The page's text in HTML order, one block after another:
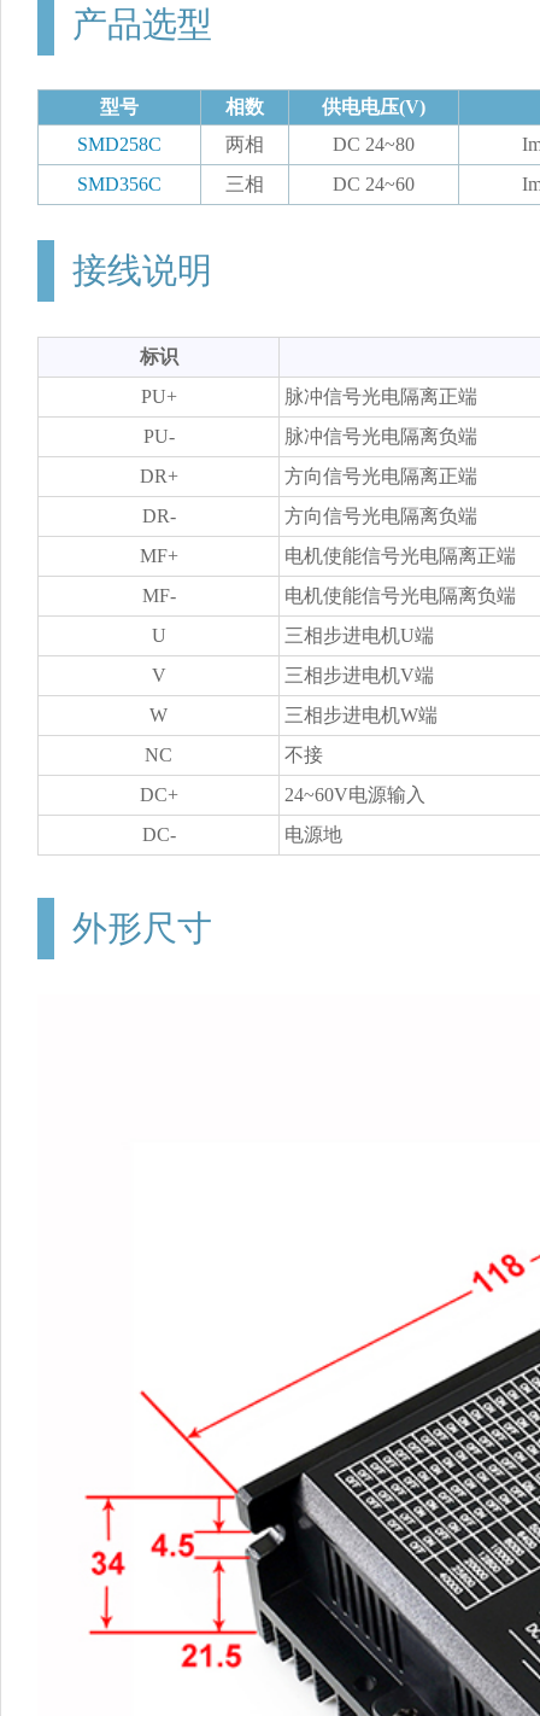
产品选型
型号 相数
供电电压(V)
SMD258C
两相 DC 24~80
SMD356C
三相 DC 24~60
接线说明
标识
PU+
脉冲信号光电隔离正端
PU-
脉冲信号光电隔离负端
DR+
方向信号光电隔离正端
DR-
方向信号光电隔离负端
MF+
电机使能信号光电隔离正端
MF-
电机使能信号光电隔离负端
U
三相步进电机U端
V
三相步进电机V端
W
三相步进电机W端
NC
不接
DC+
24~60V电源输入
DC-
电源地
外形尺寸